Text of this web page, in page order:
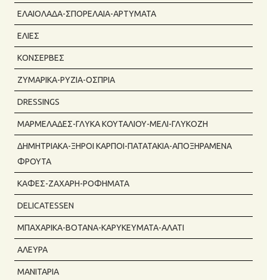
ΕΛΑΙΌΛΑΔΑ-ΣΠΟΡΈΛΑΙΑ-ΑΡΤΎΜΑΤΑ
ΕΛΙΈΣ
ΚΟΝΣΈΡΒΕΣ
ΖΥΜΑΡΙΚΆ-ΡΎΖΙΑ-ΌΣΠΡΙΑ
DRESSINGS
ΜΑΡΜΕΛΆΔΕΣ-ΓΛΥΚΆ ΚΟΥΤΑΛΙΟΎ-ΜΈΛΙ-ΓΛΥΚΌΖΗ
ΔΗΜΗΤΡΙΑΚΆ-ΞΗΡΟΊ ΚΑΡΠΟΊ-ΠΑΤΑΤΆΚΙΑ-ΑΠΟΞΗΡΑΜΈΝΑ
ΦΡΟΎΤΑ
ΚΑΦΈΣ-ΖΆΧΑΡΗ-ΡΟΦΉΜΑΤΑ
DELICATESSEN
ΜΠΑΧΑΡΙΚΆ-ΒΌΤΑΝΑ-ΚΑΡΥΚΕΎΜΑΤΑ-ΑΛΆΤΙ
ΆΛΕΥΡΑ
ΜΑΝΙΤΆΡΙΑ